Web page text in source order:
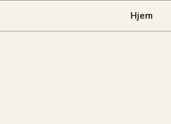
Hjem